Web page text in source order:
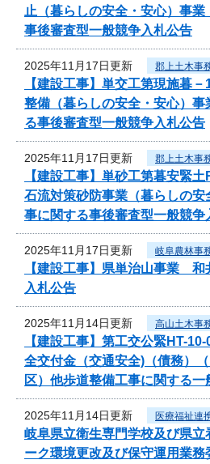
止（暮らしの安全・安心）事
事後審査型一般競争入札公告
2025年11月17日更新 郡上土木事
【建設工事】単交工第現施暮
整備（暮らしの安全・安心）
る事後審査型一般競争入札公告
2025年11月17日更新 郡上土木事
【建設工事】単砂工第暮安緊
石流対策砂防事業（暮らしの
事に関する事後審査型一般競争
2025年11月17日更新 岐阜農林事
【建設工事】県単治山事業 和
入札公告
2025年11月14日更新 高山土木事
【建設工事】第工交公緊HT-
全交付金（交通安全)（債務）
区）他歩道整備工事に関する
2025年11月14日更新 医療福祉連
岐阜県立衛生専門学校及び県立
ーク環境更改及び保守運用業